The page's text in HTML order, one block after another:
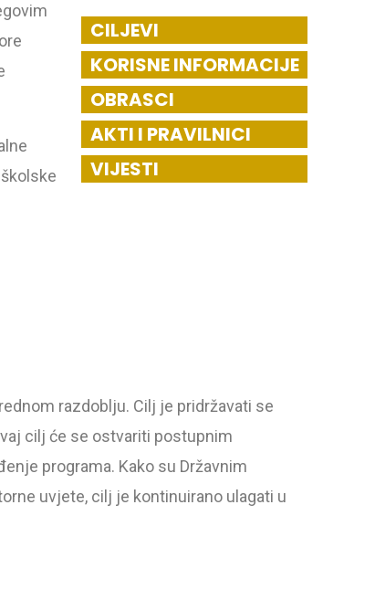
CILJEVI
KORISNE INFORMACIJE
OBRASCI
AKTI I PRAVILNICI
VIJESTI
razdoblju. Cilj je pridržavati se
cilj će se ostvariti postupnim
programa. Kako su Državnim
uvjete, cilj je kontinuirano ulagati u